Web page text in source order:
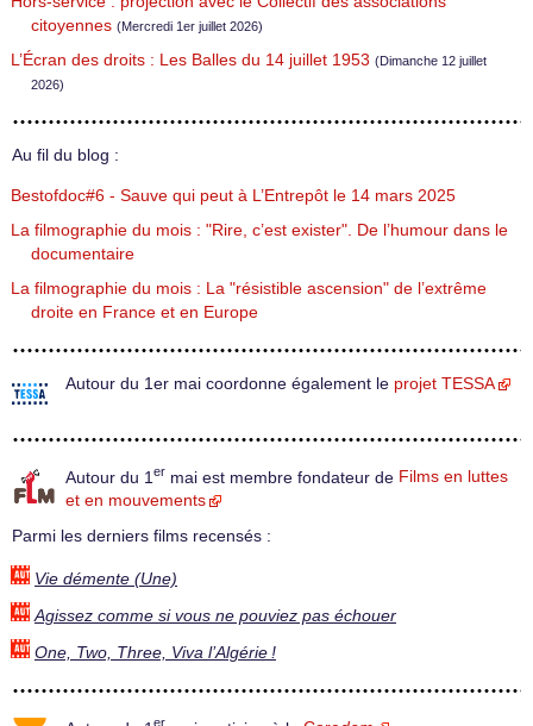
citoyennes (Mercredi 1er juillet 2026)
L’Écran des droits : Les Balles du 14 juillet 1953 (Dimanche 12 juillet
2026)
Au fil du blog :
Bestofdoc#6 - Sauve qui peut à L’Entrepôt le 14 mars 2025
La filmographie du mois : "Rire, c’est exister". De l’humour dans le
documentaire
La filmographie du mois : La "résistible ascension" de l’extrême
droite en France et en Europe
Autour du 1er mai coordonne également le projet TESSA
Autour du 1 er mai est membre fondateur de Films en luttes
et en mouvements
Parmi les derniers films recensés :
Vie démente (Une)
Agissez comme si vous ne pouviez pas échouer
One, Two, Three, Viva l’Algérie !
er